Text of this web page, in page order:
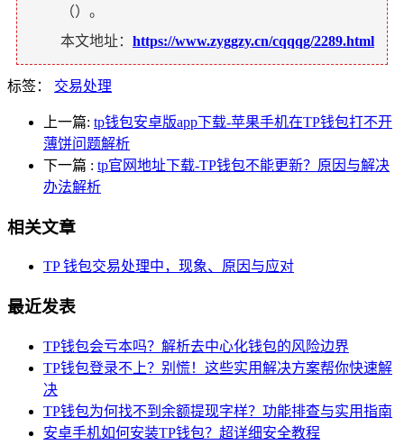
（）。
本文地址： https://www.zyggzy.cn/cqqqg/2289.html
标签： 交易处理
上一篇: tp钱包安卓版app下载-苹果手机在TP钱包打不开
薄饼问题解析
下一篇 : tp官网地址下载-TP钱包不能更新？原因与解决
办法解析
相关文章
TP 钱包交易处理中，现象、原因与应对
最近发表
TP钱包会亏本吗？解析去中心化钱包的风险边界
TP钱包登录不上？别慌！这些实用解决方案帮你快速解
决
TP钱包为何找不到余额提现字样？功能排查与实用指南
安卓手机如何安装TP钱包？超详细安全教程